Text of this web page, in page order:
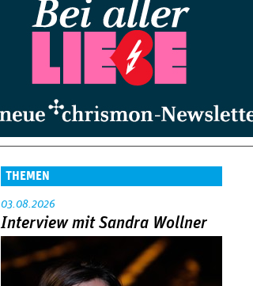
THEMEN
03.08.2026
Interview mit Sandra Wollner